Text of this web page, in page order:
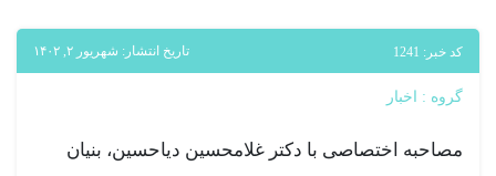
1241 تاریخ انتشار: شهریور ۲, ۱۴۰۲
:اخبار
اختصاصی با دکتر غلامحسین دیاحسین، بنیان